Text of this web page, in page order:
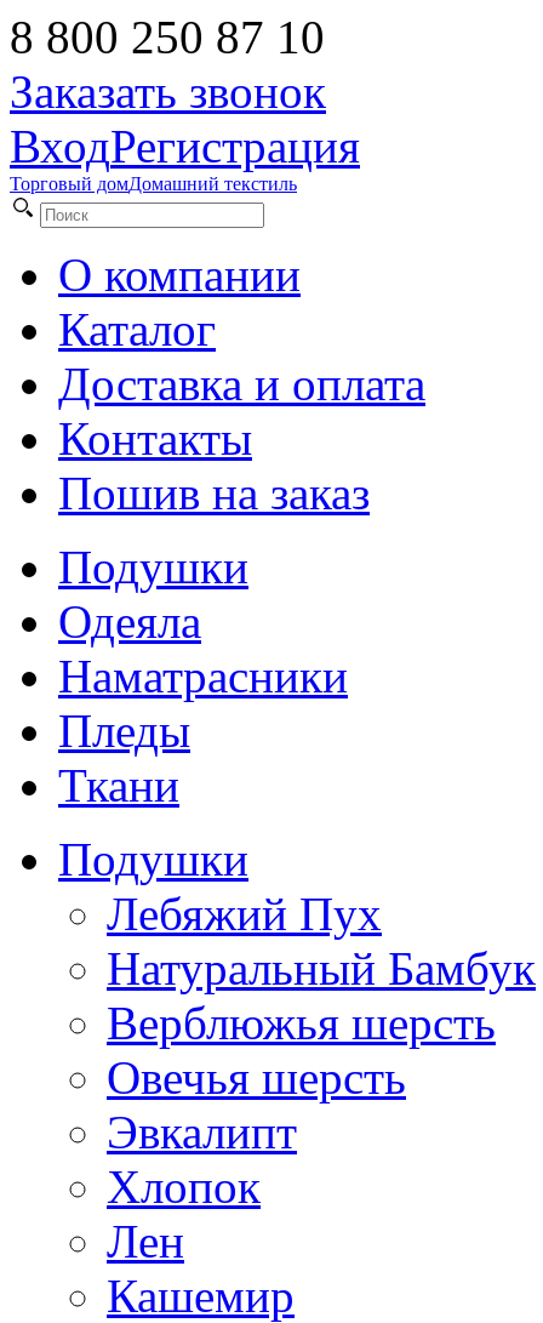
8 800 250 87 10
Заказать звонок
ВходРегистрация
Торговый домДомашний текстиль
О компании
Каталог
Доставка и оплата
Контакты
Пошив на заказ
Подушки
Одеяла
Наматрасники
Пледы
Ткани
Подушки
Лебяжий Пух
Натуральный Бамбук
Верблюжья шерсть
Овечья шерсть
Эвкалипт
Хлопок
Лен
Кашемир